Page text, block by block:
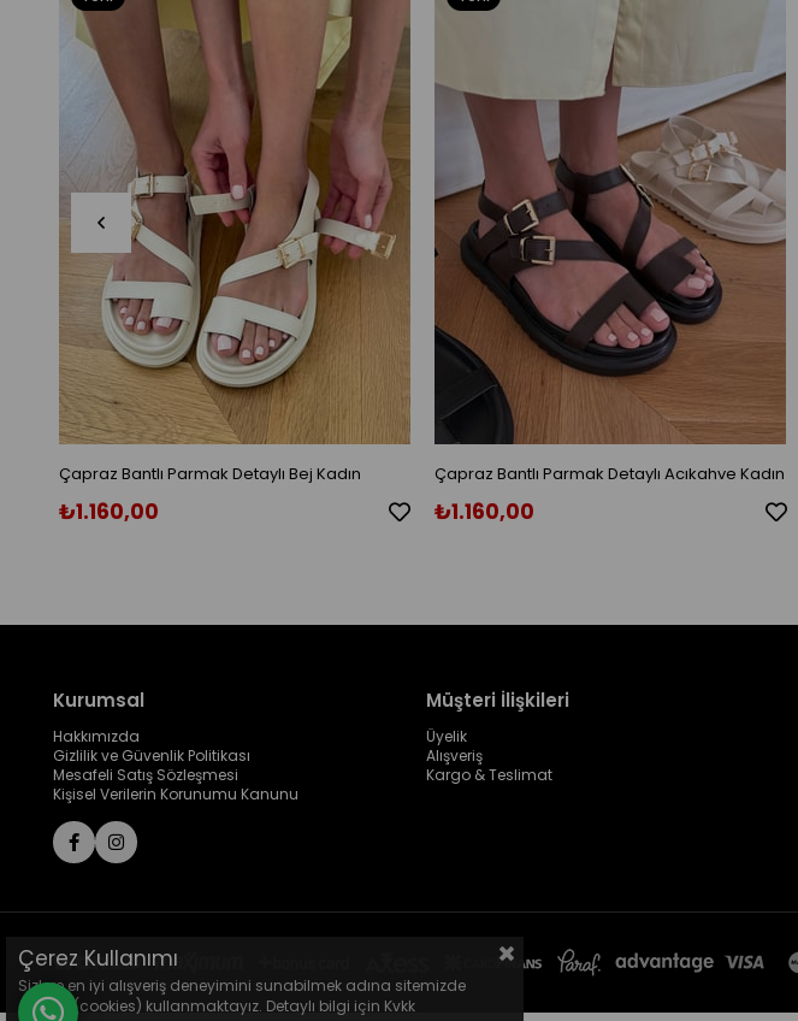
Çapraz Bantlı Parmak Detaylı Bej Kadın
Sandalet
₺1.160,00
Ürün
Çapraz Bantlı Parmak Detaylı Acıkahve Kadın
Sandalet
₺1.160,00
Kurumsal
Hakkımızda
Gizlilik ve Güvenlik Politikası
Mesafeli Satış Sözleşmesi
Kişisel Verilerin Korunumu Kanunu
Müşteri İlişkileri
Üyelik
Alışveriş
Kargo & Teslimat
Çerez Kullanımı
Sizlere en iyi alışveriş deneyimini sunabilmek adına sitemizde
çerezler(cookies) kullanmaktayız. Detaylı bilgi için Kvkk